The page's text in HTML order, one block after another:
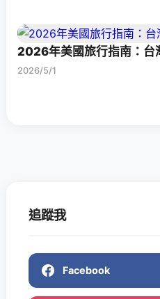
2026年美國旅行指南：台
2026/5/1
追蹤我
Facebook